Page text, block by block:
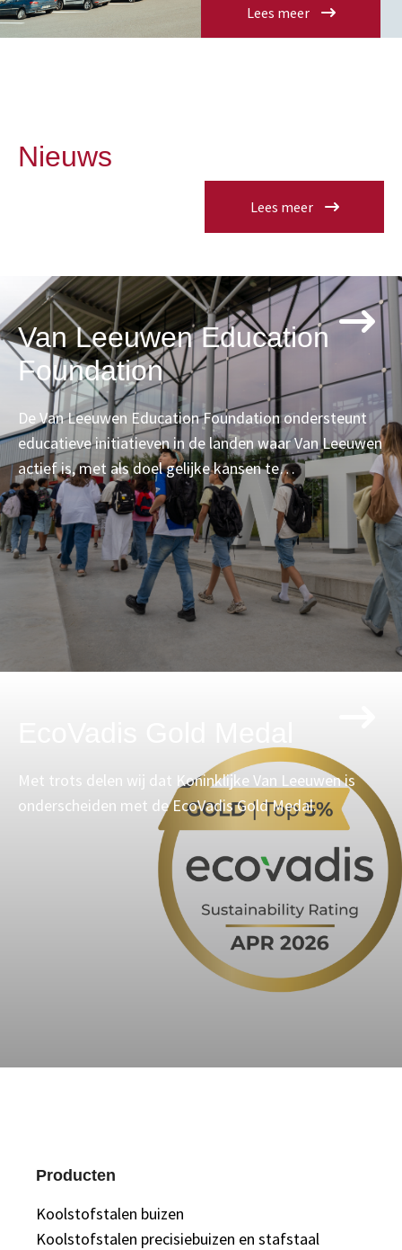
Lees meer
Nieuws
Lees meer
Van Leeuwen Education
Foundation
De Van Leeuwen Education Foundation ondersteunt
educatieve initiatieven in de landen waar Van Leeuwen
actief is, met als doel gelijke kansen te…
Met trots delen wij dat Koninklijke Van Leeuwen is
onderscheiden met de EcoVadis Gold Medal.
Producten
Koolstofstalen buizen
Koolstofstalen precisiebuizen en stafstaal